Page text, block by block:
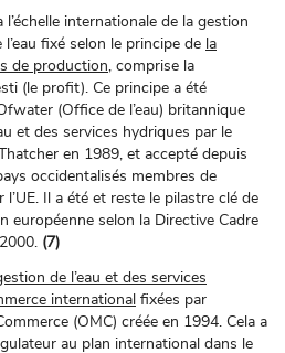
l’échelle internationale de la gestion
fixé selon le principe de la
de production, comprise la
(le profit). Ce principe a été
(Office de l’eau) britannique
et des services hydriques par le
en 1989, et accepté depuis
occidentalisés membres de
l’UE. Il a été et reste le pilastre clé de
européenne selon la Directive Cadre
(7)
de l’eau et des services
international fixées par
(OMC) créée en 1994. Cela a
au plan international dans le